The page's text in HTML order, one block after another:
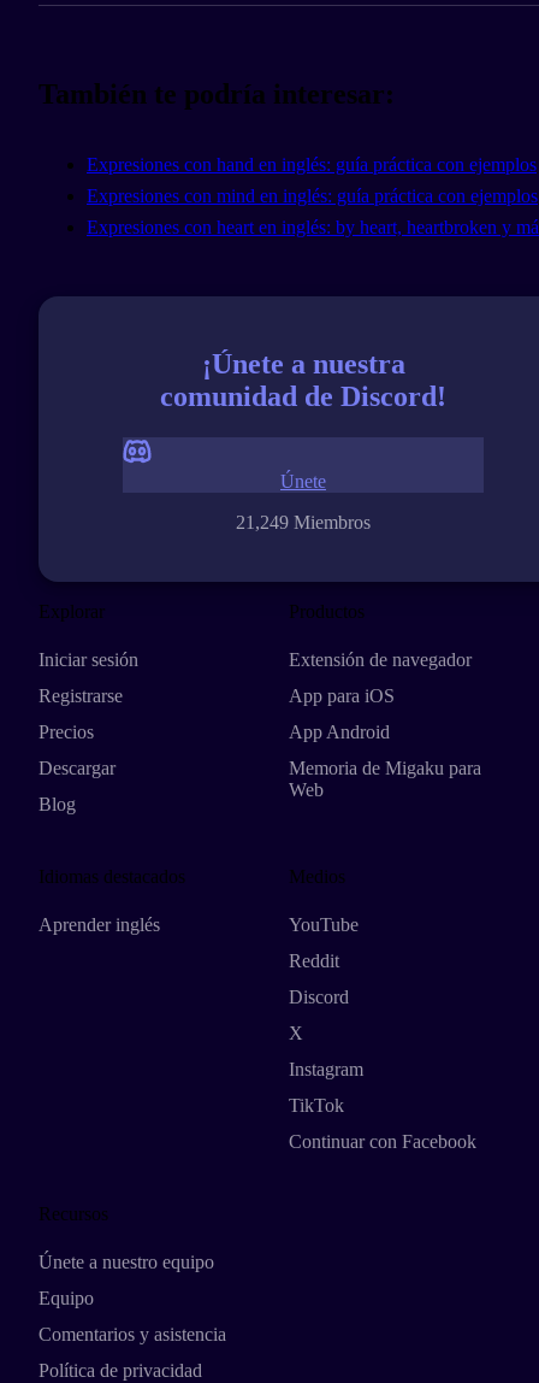
También te podría interesar:
Expresiones con hand en inglés: guía práctica con ejemplos
Expresiones con mind en inglés: guía práctica con ejemplos
Expresiones con heart en inglés: by heart, heartbroken y
¡Únete a nuestra
comunidad de Discord!
21,249 Miembros
Únete
Explorar
Iniciar sesión
Registrarse
Precios
Descargar
Blog
Productos
Extensión de navegador
App para iOS
App Android
Memoria de Migaku para
Web
Idiomas destacados
Aprender inglés
Medios
YouTube
Reddit
Discord
X
Instagram
TikTok
Continuar con Facebook
Recursos
Únete a nuestro equipo
Equipo
Comentarios y asistencia
Política de privacidad